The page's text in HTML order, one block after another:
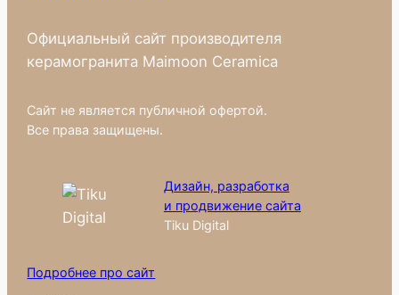
Официальный сайт производителя
керамогранита Maimoon Ceramica
Сайт не является публичной офертой.
Все права защищены.
Дизайн, разработка
и продвижение сайта
Tiku Digital
Подробнее про сайт